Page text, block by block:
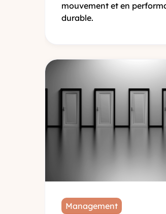
mouvement et en
durable.
Management